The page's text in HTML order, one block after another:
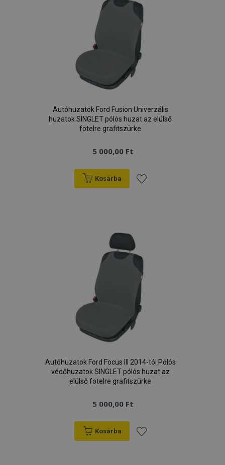
Autóhuzatok Ford Fusion Univerzális
huzatok SINGLET pólós huzat az elülső
fotelre grafitszürke
5 000,00 Ft
Kosárba
kívánságlistához
Autóhuzatok Ford Focus III 2014-tól Pólós
védőhuzatok SINGLET pólós huzat az
elülső fotelre grafitszürke
5 000,00 Ft
Kosárba